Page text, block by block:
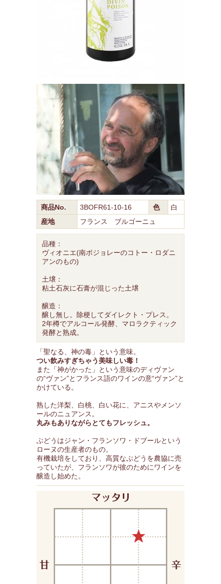
商品No. 3BOFR61-10-16 色
白
産地
フランス ブルゴーニュ
品種：
ヴィオニエ(南ボジョレーのコトー・ロダニ
アンのもの)
土壌：
粘土石灰に石膏が混じった土壌
醸造：
醸し無し。除梗してダイレクト・プレス。
2年樽でアルコール発酵、マロラクティック
発酵と熟成。
「聖なる、神の毒」という意味。
つい飲みすぎちゃう美味しい毒！
また「神がかった」という意味のディヴァン
の“ヴァン”とフランス語のワインの意“ヴァン”と
かけている。
熟した洋梨、白桃、白い花に、アニスやメンソ
ールのニュアンス。
丸みもありながらとてもフレッシュ。
ぶどうはジャン・フランソワ・ドブールという
ローヌの生産者のもの。
有機栽培をしており、高質なぶどうを農協に売
っていたが、フランソワが彼のためにワインを
醸造し始めた。